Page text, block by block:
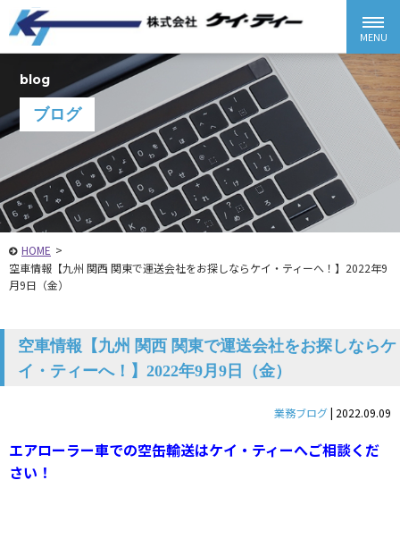
blog
ブログ
HOME >
空車情報【九州 関西 関東で運送会社をお探しならケイ・ティーへ！】2022年9
月9日（金）
空車情報【九州 関西 関東で運送会社をお探しならケ
イ・ティーへ！】2022年9月9日（金）
業務ブログ| 2022.09.09
エアローラー車での空缶輸送はケイ・ティーへご相談くだ
さい！